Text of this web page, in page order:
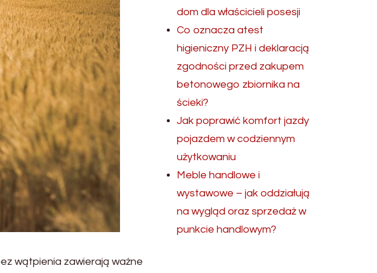
wątpienia zawierają ważne
dom dla właścicieli posesji
Co oznacza atest
higieniczny PZH i deklaracją
zgodności przed zakupem
betonowego zbiornika na
ścieki?
Jak poprawić komfort jazdy
pojazdem w codziennym
użytkowaniu
Meble handlowe i
wystawowe – jak oddziałują
na wygląd oraz sprzedaż w
punkcie handlowym?